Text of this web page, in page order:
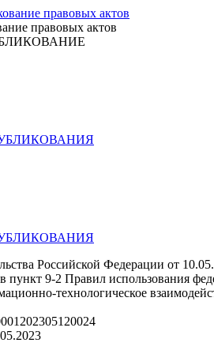
правовых актов
Российской Федерации от
пункт 9-2 Правил использования
технологическое